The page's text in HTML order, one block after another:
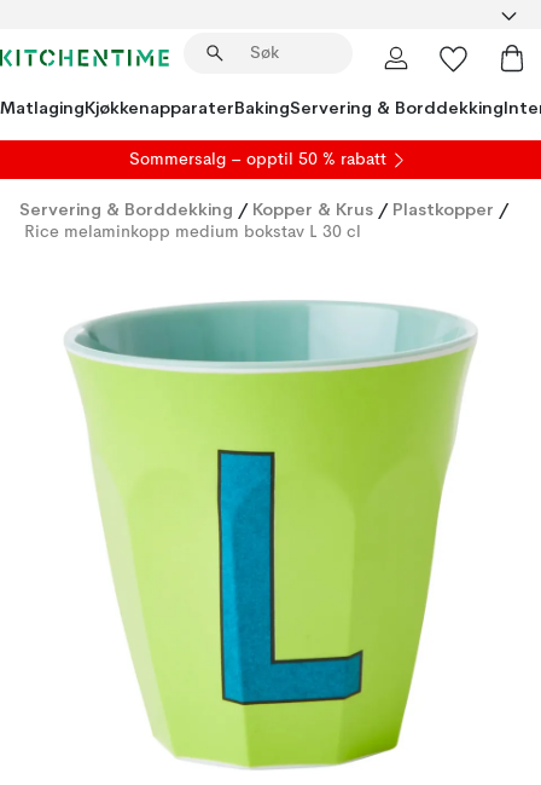
MatlagingKjøkkenapparaterBakingServering & Borddekking
Sommersalg – opptil 50 % rabatt
Servering & Borddekking / Kopper & Krus / Plastkopper /
Rice melaminkopp medium bokstav L 30 cl